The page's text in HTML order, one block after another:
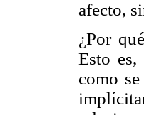
afecto,
¿Por
Esto
como